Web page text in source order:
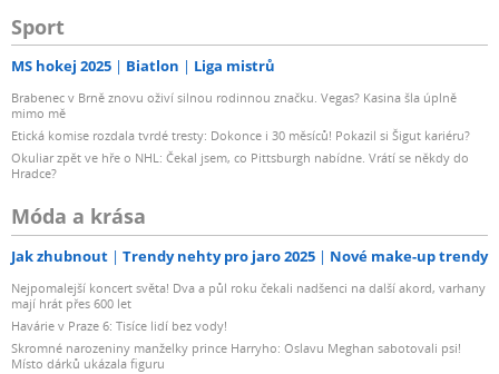
Sport
MS hokej 2025 Biatlon Liga mistrů
Brabenec v Brně znovu oživí silnou rodinnou značku. Vegas? Kasina šla úplně
mimo mě
Etická komise rozdala tvrdé tresty: Dokonce i 30 měsíců! Pokazil si Šigut kariéru?
Okuliar zpět ve hře o NHL: Čekal jsem, co Pittsburgh nabídne. Vrátí se někdy do
Hradce?
Móda a krása
Jak zhubnout Trendy nehty pro jaro 2025 Nové make-up trendy
Nejpomalejší koncert světa! Dva a půl roku čekali nadšenci na další akord, varhany
mají hrát přes 600 let
Havárie v Praze 6: Tisíce lidí bez vody!
Skromné narozeniny manželky prince Harryho: Oslavu Meghan sabotovali psi!
Místo dárků ukázala figuru